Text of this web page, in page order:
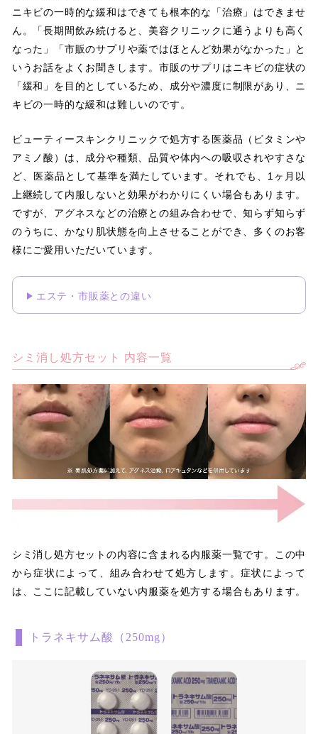
ニキビの一時的な緩和はできても根本的な「治療」はできませ
ん。「長期間飲み続けると、美容クリニックに通うよりも高く
なった」「市販のサプリや薬ではほとんど効果がなかった」と
いうお話をよくお聞きします。市販のサプリはニキビの症状の
「緩和」を目的としているため、成分や濃度に制限があり、ニ
キビの一時的な緩和は難しいのです。
ビューティースキンクリニックで処方する医薬品（ビタミンや
アミノ酸）は、成分や種類、品質や体内への吸収されやすさな
ど、医薬品として基準を満たしています。それでも、1ヶ月以
上継続して内服しないと効果がわかりにくい場合もあります。
ですが、アグネスなどの治療との組み合わせで、知らず知らず
のうちに、かなり肌状態を向上させることができ、多くのお客
様にご愛用いただいています。
エステ・市販薬との違い
シミ消し処方セット 内容一覧
シミ消し処方セットの内容に含まれる内服薬一覧です。この中
から症状によって、組み合わせて処方します。症状によって
は、ここに記載していない内服薬を処方する場合もあります。
トラネキサム酸（250mg）